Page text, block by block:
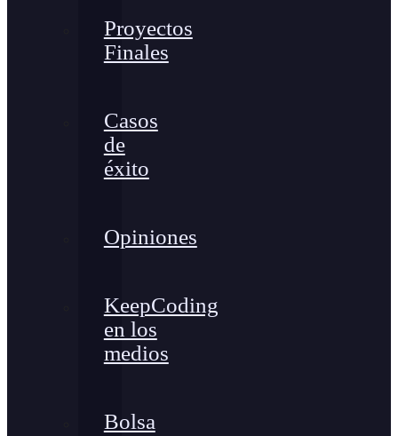
Proyectos
Finales
Casos
de
éxito
Opiniones
KeepCoding
en los
medios
Bolsa